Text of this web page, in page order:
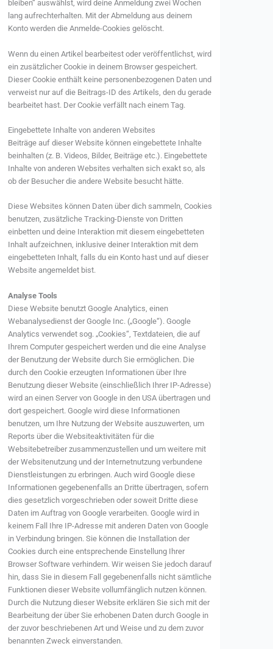
bleiben“ auswählst, wird deine Anmeldung zwei Wochen
lang aufrechterhalten. Mit der Abmeldung aus deinem
Konto werden die Anmelde-Cookies gelöscht.
Wenn du einen Artikel bearbeitest oder veröffentlichst, wird
ein zusätzlicher Cookie in deinem Browser gespeichert.
Dieser Cookie enthält keine personenbezogenen Daten und
verweist nur auf die Beitrags-ID des Artikels, den du gerade
bearbeitet hast. Der Cookie verfällt nach einem Tag.
Eingebettete Inhalte von anderen Websites
Beiträge auf dieser Website können eingebettete Inhalte
beinhalten (z. B. Videos, Bilder, Beiträge etc.). Eingebettete
Inhalte von anderen Websites verhalten sich exakt so, als
ob der Besucher die andere Website besucht hätte.
Diese Websites können Daten über dich sammeln, Cookies
benutzen, zusätzliche Tracking-Dienste von Dritten
einbetten und deine Interaktion mit diesem eingebetteten
Inhalt aufzeichnen, inklusive deiner Interaktion mit dem
eingebetteten Inhalt, falls du ein Konto hast und auf dieser
Website angemeldet bist.
Analyse Tools
Diese Website benutzt Google Analytics, einen
Webanalysedienst der Google Inc. („Google“). Google
Analytics verwendet sog. „Cookies“, Textdateien, die auf
Ihrem Computer gespeichert werden und die eine Analyse
der Benutzung der Website durch Sie ermöglichen. Die
durch den Cookie erzeugten Informationen über Ihre
Benutzung dieser Website (einschließlich Ihrer IP-Adresse)
wird an einen Server von Google in den USA übertragen und
dort gespeichert. Google wird diese Informationen
benutzen, um Ihre Nutzung der Website auszuwerten, um
Reports über die Websiteaktivitäten für die
Websitebetreiber zusammenzustellen und um weitere mit
der Websitenutzung und der Internetnutzung verbundene
Dienstleistungen zu erbringen. Auch wird Google diese
Informationen gegebenenfalls an Dritte übertragen, sofern
dies gesetzlich vorgeschrieben oder soweit Dritte diese
Daten im Auftrag von Google verarbeiten. Google wird in
keinem Fall Ihre IP-Adresse mit anderen Daten von Google
in Verbindung bringen. Sie können die Installation der
Cookies durch eine entsprechende Einstellung Ihrer
Browser Software verhindern. Wir weisen Sie jedoch darauf
hin, dass Sie in diesem Fall gegebenenfalls nicht sämtliche
Funktionen dieser Website vollumfänglich nutzen können.
Durch die Nutzung dieser Website erklären Sie sich mit der
Bearbeitung der über Sie erhobenen Daten durch Google in
der zuvor beschriebenen Art und Weise und zu dem zuvor
benannten Zweck einverstanden.